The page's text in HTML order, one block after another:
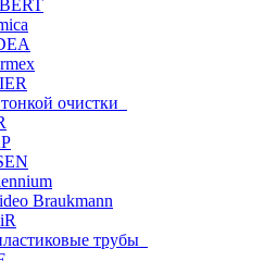
очистки
Braukmann
трубы